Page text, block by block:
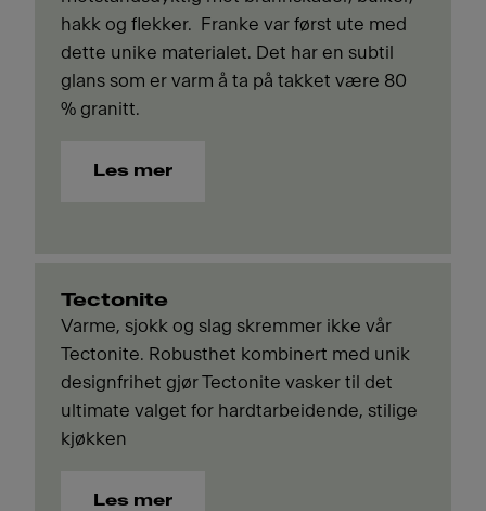
hakk og flekker. Franke var først ute med
dette unike materialet. Det har en subtil
glans som er varm å ta på takket være 80
% granitt.
Les mer
Tectonite
Varme, sjokk og slag skremmer ikke vår
Tectonite. Robusthet kombinert med unik
designfrihet gjør Tectonite vasker til det
ultimate valget for hardtarbeidende, stilige
kjøkken
Les mer